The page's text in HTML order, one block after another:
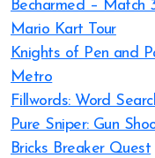
Becharmed – Match
Mario Kart Tour
Knights of Pen and
Metro
Fillwords: Word
Pure Sniper: Gun
Bricks Breaker Quest